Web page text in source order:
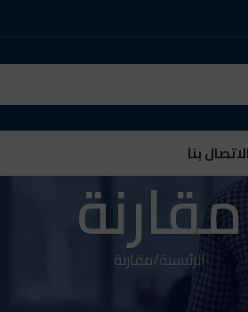
الاتصال بنا
مقارنة
الرئيسية مقارنة